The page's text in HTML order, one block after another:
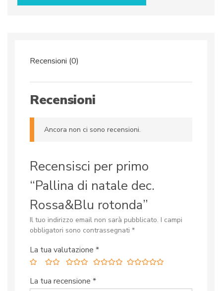
Rossa&Blu
Recensioni (0)
Recensioni
Ancora non ci sono recensioni.
Recensisci per primo
“Pallina di natale dec.
Rossa&Blu rotonda”
Il tuo indirizzo email non sarà pubblicato. I campi
obbligatori sono contrassegnati *
La tua valutazione *
La tua recensione *